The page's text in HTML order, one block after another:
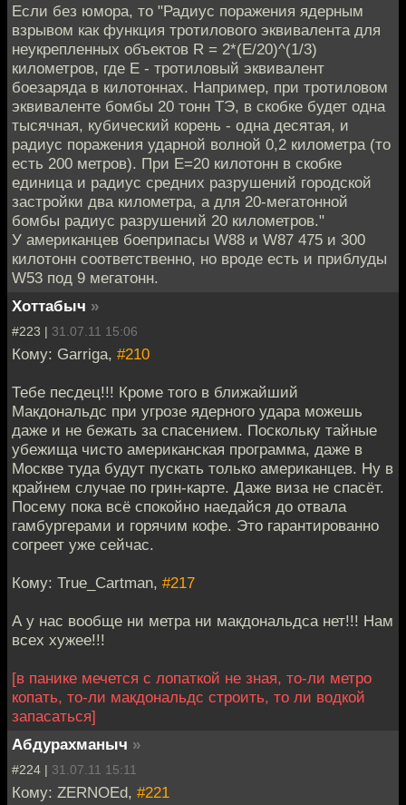
Если без юмора, то "Радиус поражения ядерным
взрывом как функция тротилового эквивалента для
неукрепленных объектов R = 2*(E/20)^(1/3)
километров, где E - тротиловый эквивалент
боезаряда в килотоннах. Например, при тротиловом
эквиваленте бомбы 20 тонн ТЭ, в скобке будет одна
тысячная, кубический корень - одна десятая, и
радиус поражения ударной волной 0,2 километра (то
есть 200 метров). При E=20 килотонн в скобке
единица и радиус средних разрушений городской
застройки два километра, а для 20-мегатонной
бомбы радиус разрушений 20 километров."
У американцев боеприпасы W88 и W87 475 и 300
килотонн соответственно, но вроде есть и приблуды
W53 под 9 мегатонн.
Хоттабыч »
#223 | 31.07.11 15:06
Кому: Garriga, #210
Тебе песдец!!! Кроме того в ближайший
Макдональдс при угрозе ядерного удара можешь
даже и не бежать за спасением. Поскольку тайные
убежища чисто американская программа, даже в
Москве туда будут пускать только американцев. Ну в
крайнем случае по грин-карте. Даже виза не спасёт.
Посему пока всё спокойно наедайся до отвала
гамбургерами и горячим кофе. Это гарантированно
согреет уже сейчас.
Кому: True_Cartman, #217
А у нас вообще ни метра ни макдональдса нет!!! Нам
всех хужее!!!
[в панике мечется с лопаткой не зная, то-ли метро
копать, то-ли макдональдс строить, то ли водкой
запасаться]
Абдурахманыч »
#224 | 31.07.11 15:11
Кому: ZERNOEd, #221